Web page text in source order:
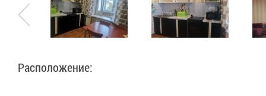
Расположение: